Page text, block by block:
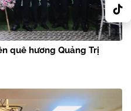
quê hương Quảng Trị